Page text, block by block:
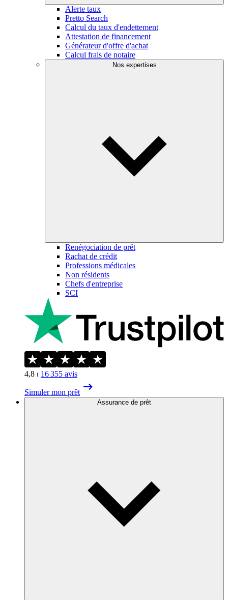
Alerte taux
Pretto Search
Calcul du taux d'endettement
Attestation de financement
Générateur d'offre d'achat
Calcul frais de notaire
Nos expertises
Renégociation de prêt
Rachat de crédit
Professions médicales
Non résidents
Chefs d'entreprise
SCI
4,8 ⏐ 16 355 avis
Simuler mon prêt
Assurance de prêt